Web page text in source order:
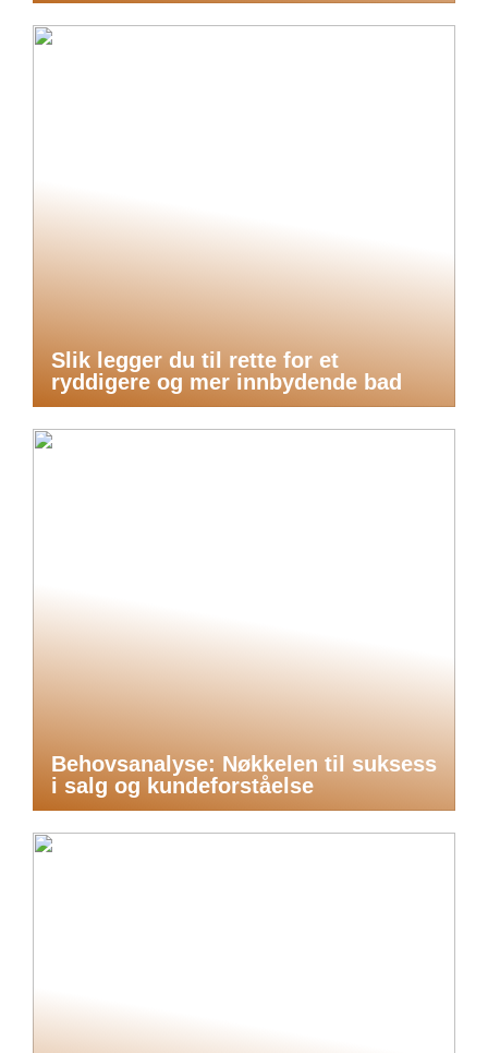
Slik legger du til rette for et
ryddigere og mer innbydende bad
Behovsanalyse: Nøkkelen til suksess
i salg og kundeforståelse